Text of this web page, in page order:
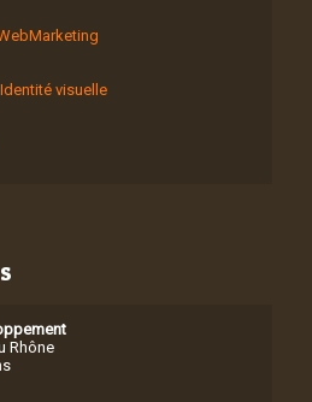
visuelle
Rhône